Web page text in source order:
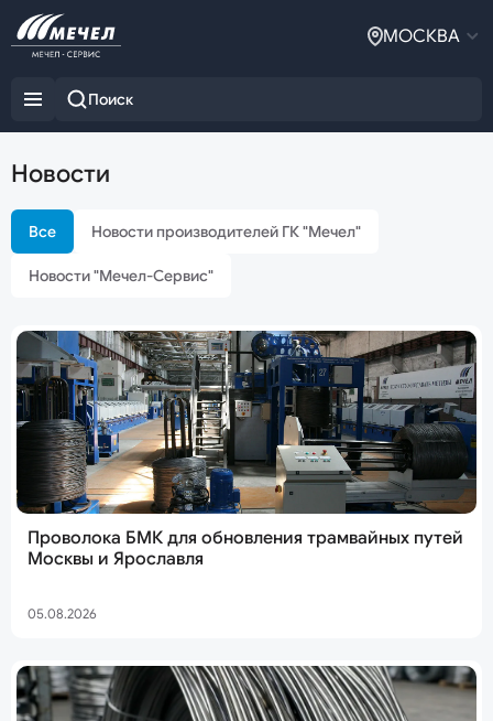
МОСКВА
Новости
Все Новости производителей ГК "Мечел"
Новости "Мечел-Сервис"
Проволока БМК для обновления трамвайных путей
Москвы и Ярославля
05.08.2026